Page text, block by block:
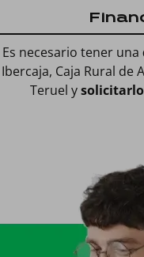
Es necesario tener una
Ibercaja, Caja Rural de
Teruel y